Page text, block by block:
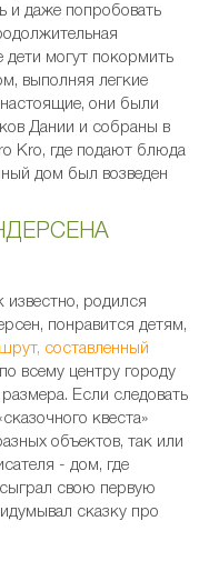
и даже попробовать
дети могут покормить
выполняя легкие
они были
Дании и собраны в
Kro, где подают блюда
дом был возведен
известно, родился
понравится детям,
составленный
всему центру городу
Если следовать
квеста»
объектов, так или
- дом, где
сыграл свою первую
сказку про